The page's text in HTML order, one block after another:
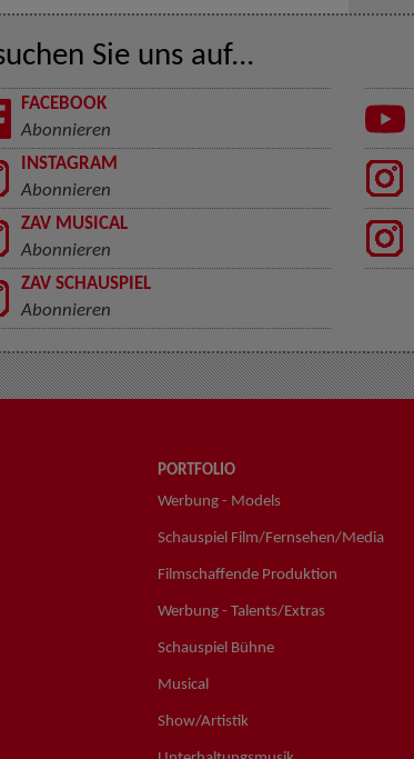
Sie uns auf...
FACEBOOK
Abonnieren
INSTAGRAM
Abonnieren
ZAV MUSICAL
Abonnieren
ZAV SCHAUSPIEL
Abonnieren
PORTFOLIO
Werbung - Models
Schauspiel Film/Fernsehen/Media
Filmschaffende Produktion
Werbung - Talents/Extras
Schauspiel Bühne
Musical
Show/Artistik